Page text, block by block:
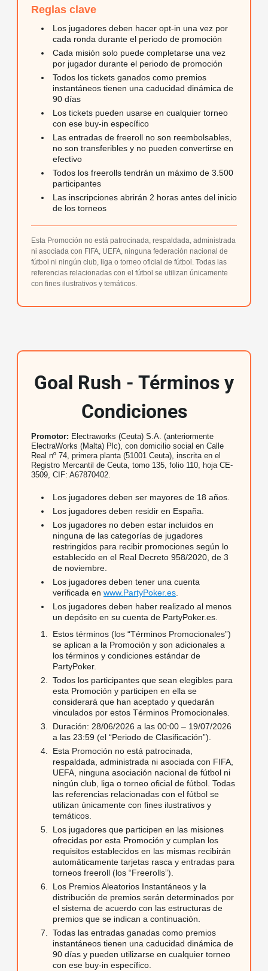
Reglas clave
Los jugadores deben hacer opt-in una vez por
cada ronda durante el periodo de promoción
Cada misión solo puede completarse una vez
por jugador durante el periodo de promoción
Todos los tickets ganados como premios
instantáneos tienen una caducidad dinámica de
90 días
Los tickets pueden usarse en cualquier torneo
con ese buy-in específico
Las entradas de freeroll no son reembolsables,
no son transferibles y no pueden convertirse en
efectivo
Todos los freerolls tendrán un máximo de 3.500
participantes
Las inscripciones abrirán 2 horas antes del inicio
de los torneos
Esta Promoción no está patrocinada, respaldada, administrada
ni asociada con FIFA, UEFA, ninguna federación nacional de
fútbol ni ningún club, liga o torneo oficial de fútbol. Todas las
referencias relacionadas con el fútbol se utilizan únicamente
con fines ilustrativos y temáticos.
Goal Rush - Términos y
Condiciones
Promotor: Electraworks (Ceuta) S.A. (anteriormente
ElectraWorks (Malta) Plc), con domicilio social en Calle
Real nº 74, primera planta (51001 Ceuta), inscrita en el
Registro Mercantil de Ceuta, tomo 135, folio 110, hoja CE-
3509, CIF: A67870402.
Los jugadores deben ser mayores de 18 años.
Los jugadores deben residir en España.
Los jugadores no deben estar incluidos en
ninguna de las categorías de jugadores
restringidos para recibir promociones según lo
establecido en el Real Decreto 958/2020, de 3
de noviembre.
Los jugadores deben tener una cuenta
verificada en www.PartyPoker.es
Los jugadores deben haber realizado al menos
un depósito en su cuenta de PartyPoker.es.
Estos términos (los “Términos Promocionales”)
se aplican a la Promoción y son adicionales a
los términos y condiciones estándar de
PartyPoker.
Todos los participantes que sean elegibles para
esta Promoción y participen en ella se
considerará que han aceptado y quedarán
vinculados por estos Términos Promocionales.
Duración: 28/06/2026 a las 00:00 – 19/07/2026
a las 23:59 (el “Periodo de Clasificación”).
Esta Promoción no está patrocinada,
respaldada, administrada ni asociada con FIFA,
UEFA, ninguna asociación nacional de fútbol ni
ningún club, liga o torneo oficial de fútbol. Todas
las referencias relacionadas con el fútbol se
utilizan únicamente con fines ilustrativos y
temáticos.
Los jugadores que participen en las misiones
ofrecidas por esta Promoción y cumplan los
requisitos establecidos en las mismas recibirán
automáticamente tarjetas rasca y entradas para
torneos freeroll (los “Freerolls”).
Los Premios Aleatorios Instantáneos y la
distribución de premios serán determinados por
el sistema de acuerdo con las estructuras de
premios que se indican a continuación.
Todas las entradas ganadas como premios
instantáneos tienen una caducidad dinámica de
90 días y pueden utilizarse en cualquier torneo
con ese buy-in específico.